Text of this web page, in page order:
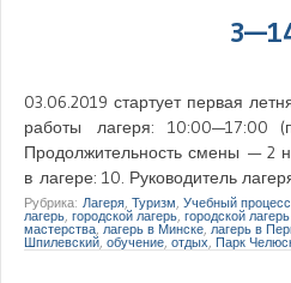
03.06.2019 стартует первая
работы лагеря: 10:00—17:00
Продолжительность смены — 2
в лагере: 10. Руководитель
Рубрика: Лагеря Туризм Учебный процесс
лагерь городской лагерь городской
мастерства, лагерь в Минске лагерь в
Шпилевский обучение отдых Парк